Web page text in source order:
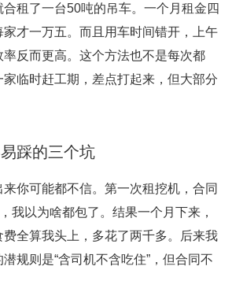
租了一台50吨的吊车。一个月租金四
才一万五。而且用车时间错开，上午
反而更高。这个方法也不是每次都
临时赶工期，差点打起来，但大部分
踩的三个坑
你可能都不信。第一次租挖机，合同
，我以为啥都包了。结果一个月下来，
全算我头上，多花了两千多。后来我
规则是“含司机不含吃住”，但合同不